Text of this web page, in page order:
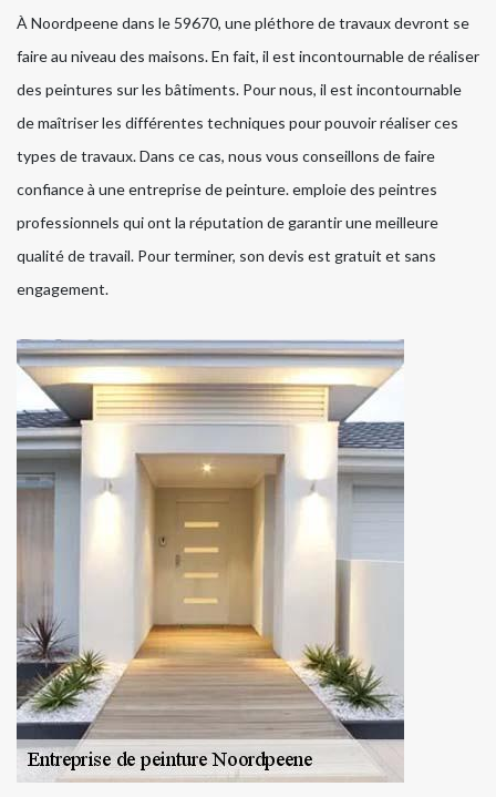
À Noordpeene dans le 59670, une pléthore de travaux devront se
faire au niveau des maisons. En fait, il est incontournable de réaliser
des peintures sur les bâtiments. Pour nous, il est incontournable
de maîtriser les différentes techniques pour pouvoir réaliser ces
types de travaux. Dans ce cas, nous vous conseillons de faire
confiance à une entreprise de peinture. emploie des peintres
professionnels qui ont la réputation de garantir une meilleure
qualité de travail. Pour terminer, son devis est gratuit et sans
engagement.